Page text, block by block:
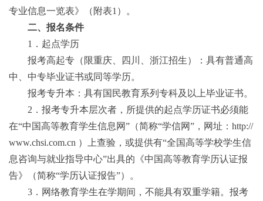
专业信息一览表》（附表1 ）。
二、报名条件
1 ．起点学历
报考高起专（限重庆、四川、浙江招生）：具有普通高
中、中专毕业证书或同等学历。
报考专升本：具有国民教育系列专科及以上毕业证书。
2 ．报考专升本层次者，所提供的起点学历证书必须能
在“中国高等教育学生信息网”（简称“学信网”，网址： http://
www.chsi.com.cn ）上查验，或提供有“全国高等学校学生信
息咨询与就业指导中心”出具的《中国高等教育学历认证报
告》（简称“学历认证报告”）。
3 ．网络教育学生在学期间，不能具有双重学籍。报考